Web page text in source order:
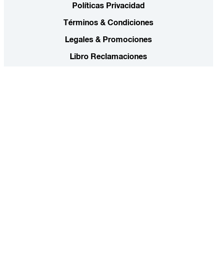
Políticas Privacidad
Términos & Condiciones
Legales & Promociones
Libro Reclamaciones